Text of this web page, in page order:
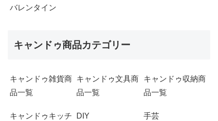
バレンタイン
キャンドゥ商品カテゴリー
キャンドゥ雑貨商
品一覧
キャンドゥ文具商
品一覧
キャンドゥ収納商
品一覧
キャンドゥキッチ
DIY 手芸